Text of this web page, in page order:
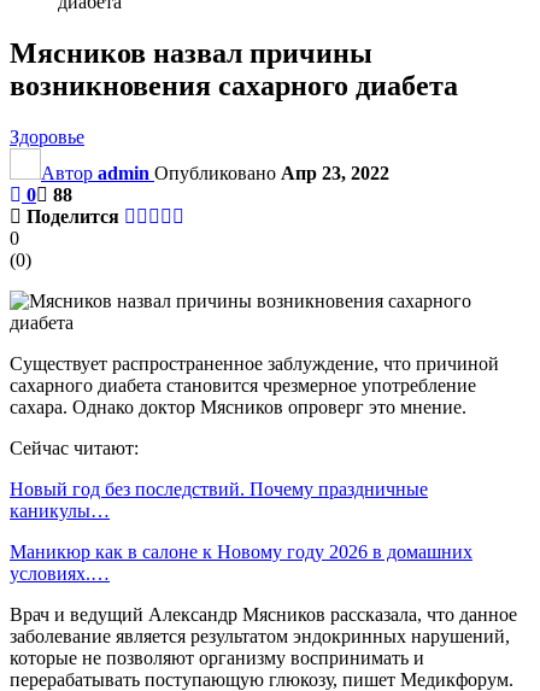
Мясников назвал причины
возникновения сахарного диабета
Здоровье
Автор admin Опубликовано Апр 23, 2022
0
88
Поделится
0
(0)
Существует распространенное заблуждение, что причиной
сахарного диабета становится чрезмерное употребление
сахара. Однако доктор Мясников опроверг это мнение.
Сейчас читают:
Новый год без последствий. Почему праздничные
каникулы…
Маникюр как в салоне к Новому году 2026 в домашних
условиях.…
Врач и ведущий Александр Мясников рассказала, что данное
заболевание является результатом эндокринных нарушений,
которые не позволяют организму воспринимать и
перерабатывать поступающую глюкозу, пишет Медикфорум.